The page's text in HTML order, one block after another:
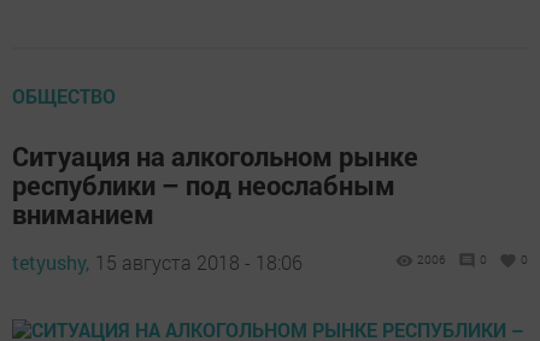
ОБЩЕСТВО
Ситуация на алкогольном рынке
республики – под неослабным
вниманием
tetyushy, 15 августа 2018 - 18:06 2006 0 0